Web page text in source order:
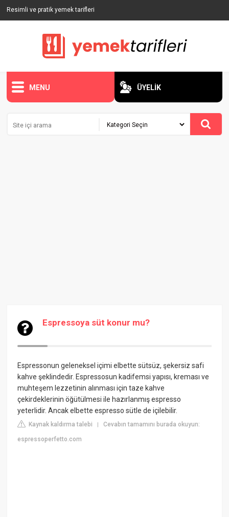
Resimli ve pratik yemek tarifleri
MENU ÜYELİK
Espressoya süt konur mu?
Espressonun geleneksel içimi elbette sütsüz, şekersiz safi
kahve şeklindedir. Espressosun kadifemsi yapısı, kreması ve
muhteşem lezzetinin alınması için taze kahve
çekirdeklerinin öğütülmesi ile hazırlanmış espresso
yeterlidir. Ancak elbette espresso sütle de içilebilir.
Kaynak kaldırma talebi |Cevabın tamamını burada okuyun:
espressoperfetto.com